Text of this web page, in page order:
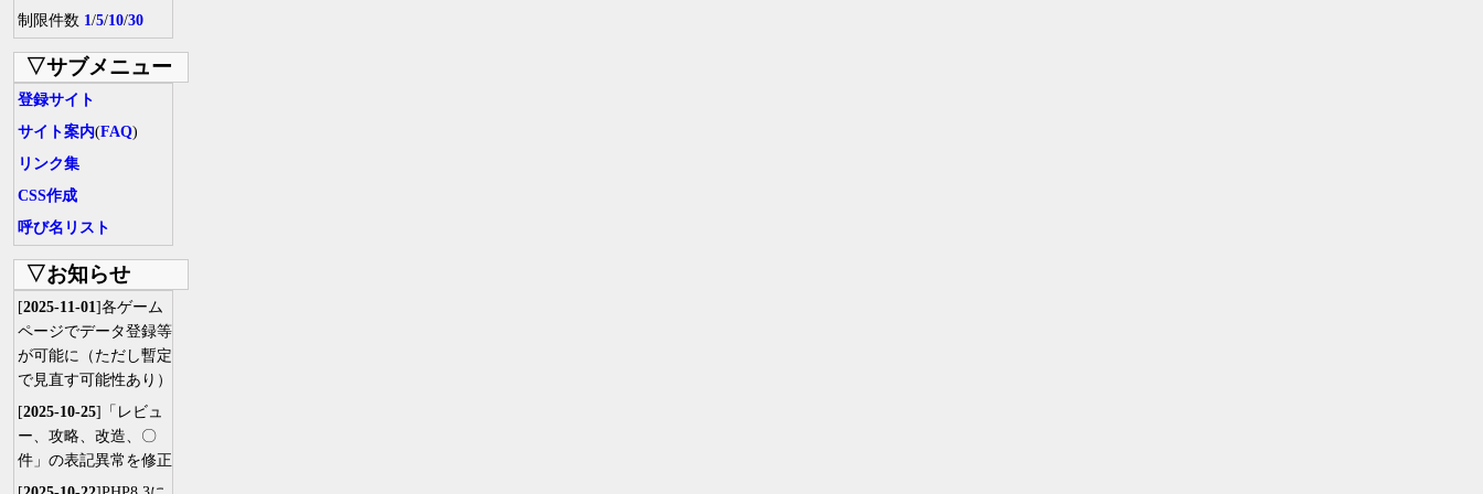
制限件数 1/5/10/30
▽サブメニュー
登録サイト
サイト案内(FAQ)
リンク集
CSS作成
呼び名リスト
▽お知らせ
[2025-11-01]各ゲーム
ページでデータ登録等
が可能に（ただし暫定
で見直す可能性あり）
[2025-10-25]「レビュ
ー、攻略、改造、〇
件」の表記異常を修正